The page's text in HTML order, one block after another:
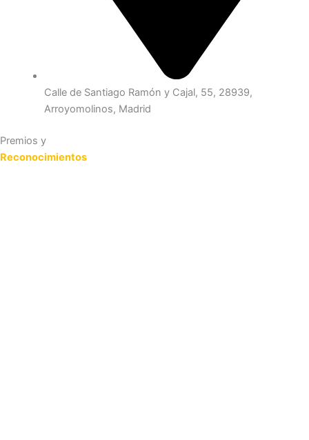
Calle de Santiago Ramón y Cajal, 55, 28939,
Arroyomolinos, Madrid
Premios y
Reconocimientos